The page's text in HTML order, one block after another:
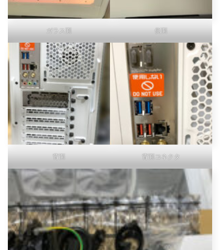
ガラス面 側面
背面 背面コネクタ